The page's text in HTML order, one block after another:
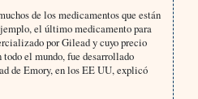
de los medicamentos que están
el último medicamento para
por Gilead y cuyo precio
el mundo, fue desarrollado
de Emory, en los EE UU, explicó